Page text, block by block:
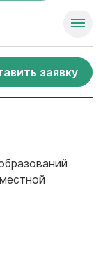
заявку